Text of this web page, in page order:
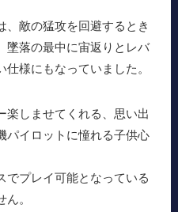
、敵の猛攻を回避するとき
墜落の最中に宙返りとレバ
様にもなっていました。
楽しませてくれる、思い出
パイロットに憧れる子供心
でプレイ可能となっている
。